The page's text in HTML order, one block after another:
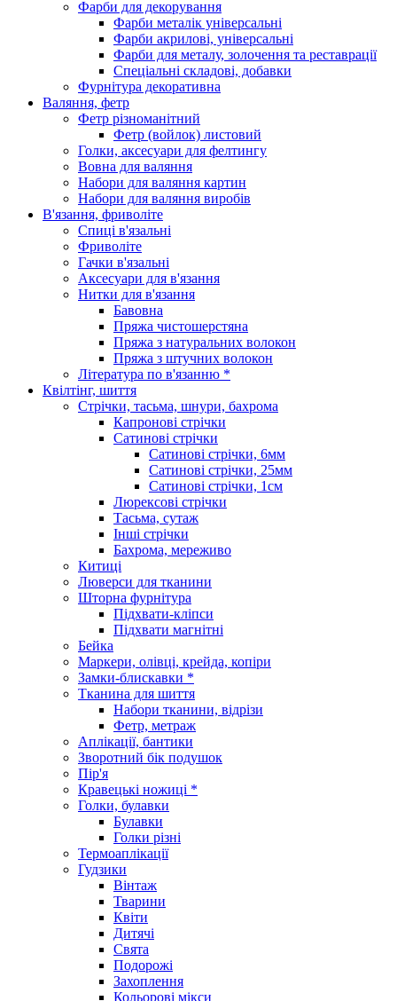
Фарби для декорування
Фарби металік універсальні
Фарби акрилові, універсальні
Фарби для металу, золочення та реставрації
Спеціальні складові, добавки
Фурнітура декоративна
Валяння, фетр
Фетр різноманітний
Фетр (войлок) листовий
Голки, аксесуари для фелтингу
Вовна для валяння
Набори для валяння картин
Набори для валяння виробів
В'язання, фриволіте
Спиці в'язальні
Фриволіте
Гачки в'язальні
Аксесуари для в'язання
Нитки для в'язання
Бавовна
Пряжа чистошерстяна
Пряжа з натуральних волокон
Пряжа з штучних волокон
Література по в'язанню *
Квілтінг, шиття
Стрічки, тасьма, шнури, бахрома
Капронові стрічки
Сатинові стрічки
Сатинові стрічки, 6мм
Сатинові стрічки, 25мм
Сатинові стрічки, 1см
Люрексові стрічки
Тасьма, сутаж
Інші стрічки
Бахрома, мереживо
Китиці
Люверси для тканини
Шторна фурнітура
Підхвати-кліпси
Підхвати магнітні
Бейка
Маркери, олівці, крейда, копіри
Замки-блискавки *
Тканина для шиття
Набори тканини, відрізи
Фетр, метраж
Аплікації, бантики
Зворотний бік подушок
Пір'я
Кравецькі ножиці *
Голки, булавки
Булавки
Голки різні
Термоаплікації
Гудзики
Вінтаж
Тварини
Квіти
Дитячі
Свята
Подорожі
Захоплення
Кольорові мікси